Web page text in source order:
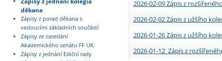
děkana
Zápisy z porad děkana s
vedoucími základních součástí
Zápisy ze zasedání
Akademického senátu FF UK
Zápisy z jednání Ediční rady
2026-02-09 Zápis z
2026-02-02 Zápis z užšího
2026-01-26 Zápis z užšího
2026-01-12 Zápis z